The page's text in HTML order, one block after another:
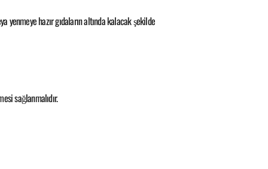
hazır gıdaların altında kalacak şekilde
sağlanmalıdır.